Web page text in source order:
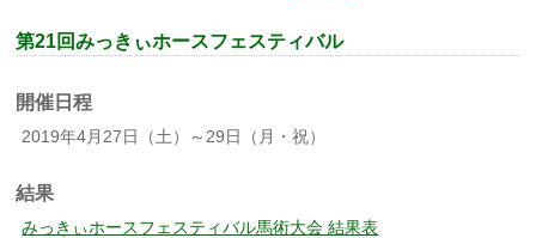
第21回みっきぃホースフェスティバル
開催日程
2019年4月27日（土）～29日（月・祝）
結果
みっきぃホースフェスティバル馬術大会 結果表